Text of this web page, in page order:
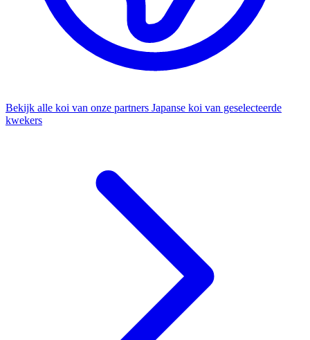
Bekijk alle koi van onze partners Japanse koi van geselecteerde
kwekers